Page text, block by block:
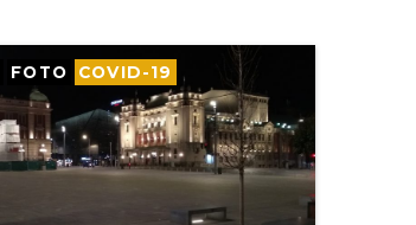
FOTO COVID-19